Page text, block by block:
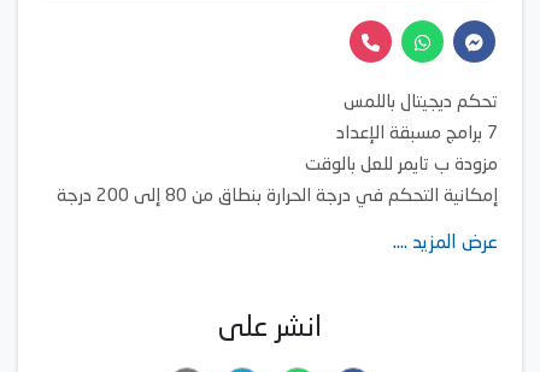
تحكم ديجيتال باللمس
7 برامج مسبقة الإعداد
مزودة ب تايمر للعل بالوقت
إمكانية التحكم في درجة الحرارة بنطاق من 80 إلى 200 درجة
خاصية الحمل الحراري التي تساعد على طهي الطعام بشكل
شبكة تحمير قابلة للفك والتركيب
عرض المزيد ....
انشر على